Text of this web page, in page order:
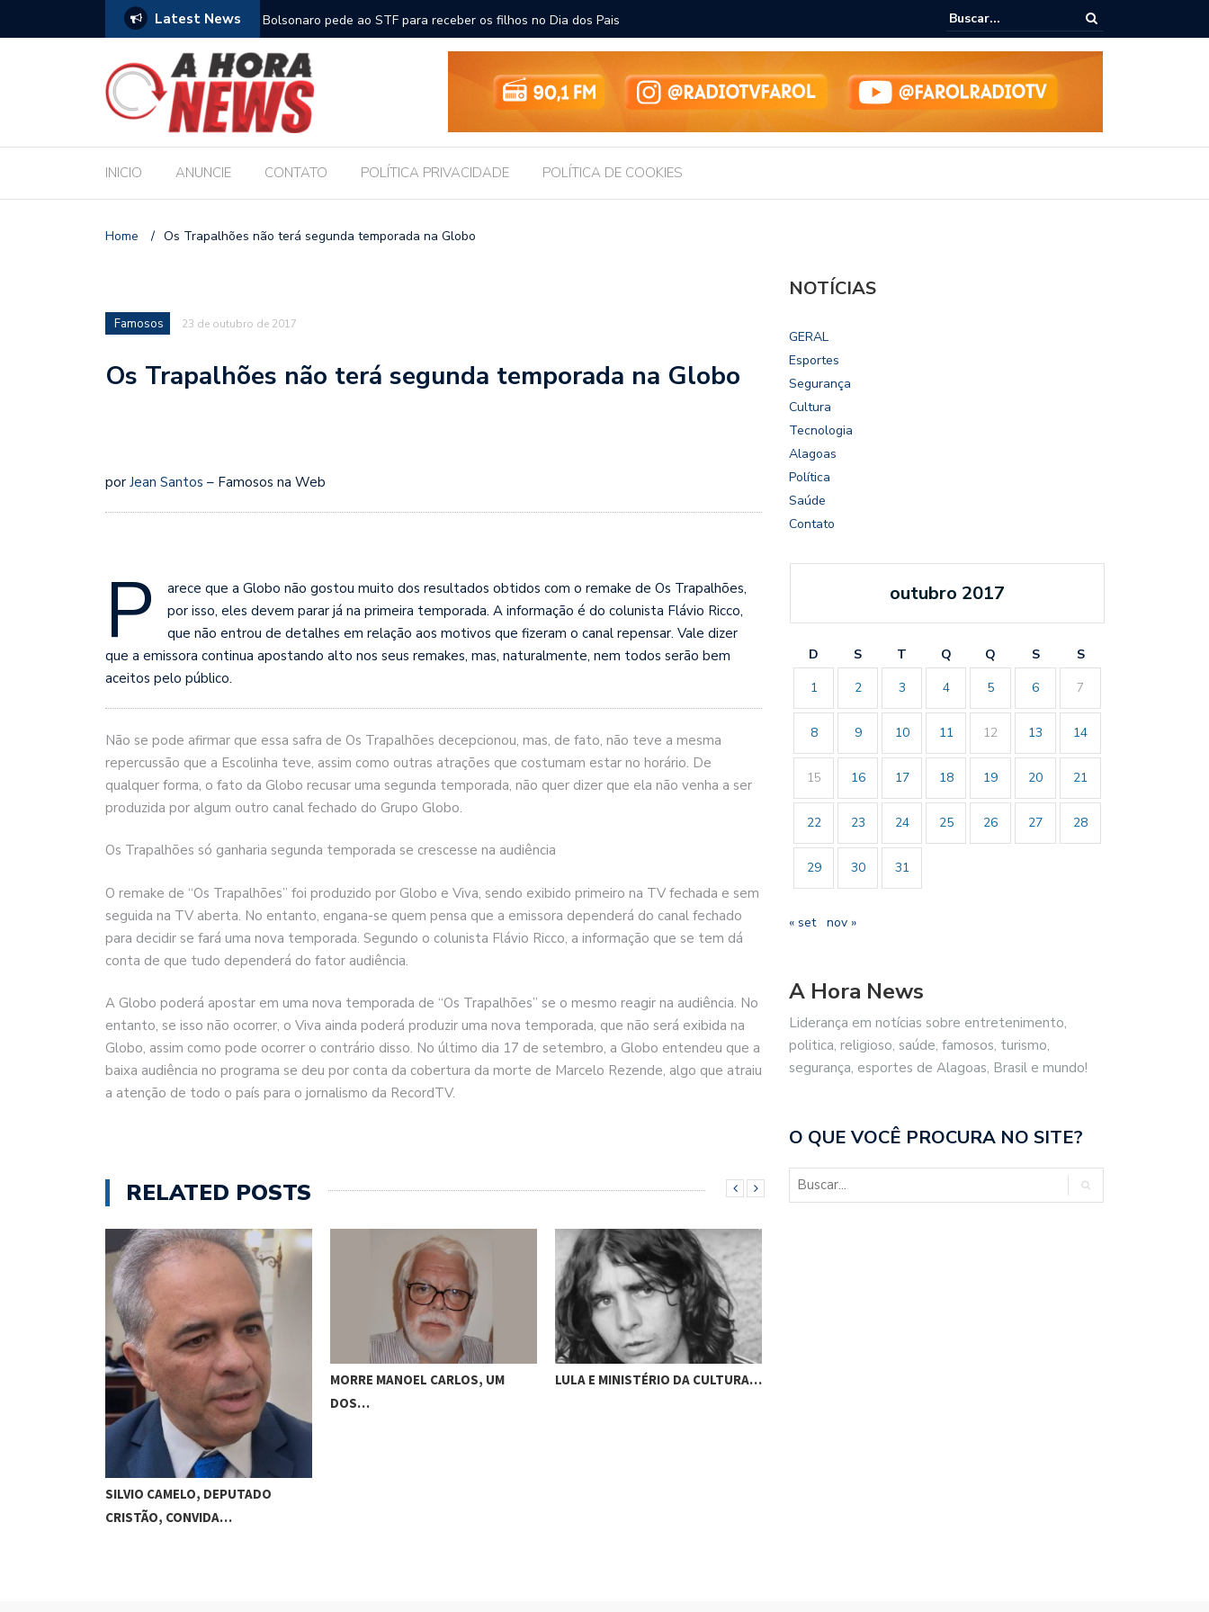
Latest News
com a Educação durante posse Bolsonaro pede ao STF para receber os filhos no Dia dos Pais
Câmara dialoga com UFAL e Faculdade de Coimbra sobre parcerias para
Legislativo
INICIO ANUNCIE CONTATO POLÍTICA PRIVACIDADE POLÍTICA DE COOKIES
Home / Os Trapalhões não terá segunda temporada na Globo
Famosos 23 de outubro de 2017
Os Trapalhões não terá segunda temporada na Globo
por Jean Santos – Famosos na Web
P
arece que a Globo não gostou muito dos resultados obtidos com o remake de Os Trapalhões,
por isso, eles devem parar já na primeira temporada. A informação é do colunista Flávio Ricco,
que não entrou de detalhes em relação aos motivos que fizeram o canal repensar. Vale dizer
que a emissora continua apostando alto nos seus remakes, mas, naturalmente, nem todos serão bem
aceitos pelo público.
Não se pode afirmar que essa safra de Os Trapalhões decepcionou, mas, de fato, não teve a mesma
repercussão que a Escolinha teve, assim como outras atrações que costumam estar no horário. De
qualquer forma, o fato da Globo recusar uma segunda temporada, não quer dizer que ela não venha a ser
produzida por algum outro canal fechado do Grupo Globo.
Os Trapalhões só ganharia segunda temporada se crescesse na audiência
O remake de “Os Trapalhões” foi produzido por Globo e Viva, sendo exibido primeiro na TV fechada e sem
seguida na TV aberta. No entanto, engana-se quem pensa que a emissora dependerá do canal fechado
para decidir se fará uma nova temporada. Segundo o colunista Flávio Ricco, a informação que se tem dá
conta de que tudo dependerá do fator audiência.
A Globo poderá apostar em uma nova temporada de “Os Trapalhões” se o mesmo reagir na audiência. No
entanto, se isso não ocorrer, o Viva ainda poderá produzir uma nova temporada, que não será exibida na
Globo, assim como pode ocorrer o contrário disso. No último dia 17 de setembro, a Globo entendeu que a
baixa audiência no programa se deu por conta da cobertura da morte de Marcelo Rezende, algo que atraiu
a atenção de todo o país para o jornalismo da RecordTV.
RELATED POSTS
SILVIO CAMELO, DEPUTADO
CRISTÃO, CONVIDA…
MORRE MANOEL CARLOS, UM
DOS…
LULA E MINISTÉRIO DA CULTURA…
NOTÍCIAS
GERAL
Esportes
Segurança
Cultura
Tecnologia
Alagoas
Política
Saúde
Contato
outubro 2017
D S T Q Q S
S
1
2 3 4 5 6 7
8 9 10 11 12 13 14
15 16 17 18 19 20 21
22 23 24 25 26 27 28
29 30 31
« set nov »
A Hora News
Liderança em notícias sobre entretenimento,
politica, religioso, saúde, famosos, turismo,
segurança, esportes de Alagoas, Brasil e mundo!
O QUE VOCÊ PROCURA NO SITE?